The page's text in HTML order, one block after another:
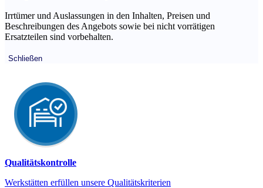
Irrtümer und Auslassungen in den Inhalten, Preisen und
Beschreibungen des Angebots sowie bei nicht vorrätigen
Ersatzteilen sind vorbehalten.
Schließen
Qualitätskontrolle
Werkstätten erfüllen unsere Qualitätskriterien